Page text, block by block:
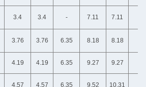
3.4 3.4 - 7.11 7.11
3.76 3.76 6.35 8.18 8.18
4.19 4.19 6.35 9.27 9.27
4.57 4.57 6.35 9.52 10.31